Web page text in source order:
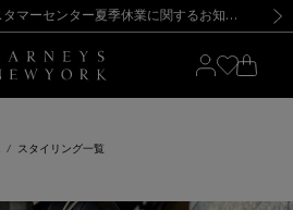
新規登録のお客様も対象！＜MY BARNEYS＞会員のお客様は11,000円（税込）以上のお買上げで常時送料無料！お買い物の際は会員登録を！
荷一時停止のお知らせ】(2026.8.7) 【オンラインストア カスタマーセンター夏季休業に関するお知らせ】（2026.8.7）
【夏季休業に伴う返品・交換承り一時停止のお知らせ】（2026.8.5）
の影響によるお荷物のお届けについて
SALEのご案内・ご注意事項 新規登録のお客様も対象！＜MY BARNEYS＞会員のお客様は11,000円（税込）以上のお買上げで常時送料無料！お買い物の際は会員登録を！
荷一時停止のお知らせ】(2026.8.7)
スタイリング一覧